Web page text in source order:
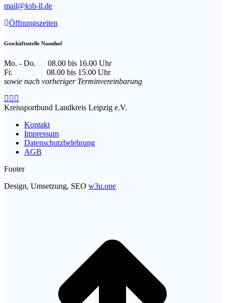
mail@ksb-ll.de
Öffnungszeiten
Geschäftsstelle Naunhof
Mo. - Do. 08.00 bis 16.00 Uhr
Fr. 08.00 bis 15.00 Uhr
sowie nach vorheriger Terminvereinbarung
Facebook
page
new
window
Instagram
page
in
new
window
Mail
opens
in
new
window
Kreissportbund Landkreis Leipzig e.V.
Kontakt
Impressum
Datenschutzbelehrung
AGB
Footer
Design, Umsetzung, SEO w3u.one